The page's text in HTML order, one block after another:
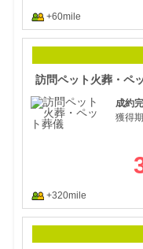
+60mile
訪問ペット火葬・ペ
成約
獲得
+320mile